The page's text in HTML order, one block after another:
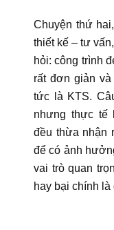
Chuyện thứ
thiết kế – tư
hỏi: công trình
rất đơn giản
tức là KTS.
nhưng thực tế
đều thừa nhận
để có ảnh
vai trò quan
hay bại chính